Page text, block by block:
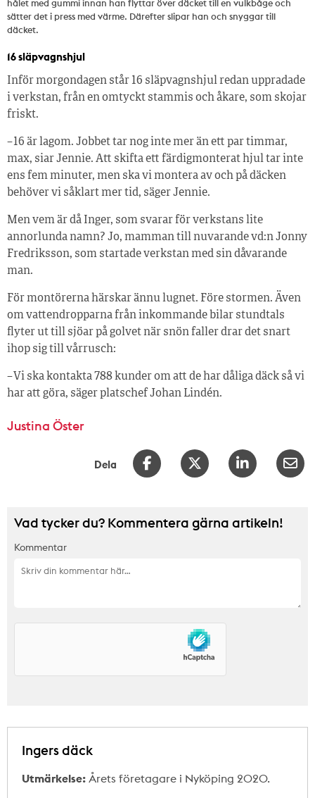
hålet med gummi innan han flyttar över däcket till en vulkbåge och
sätter det i press med värme. Därefter slipar han och snyggar till
däcket.
16 släpvagnshjul
Inför morgondagen står 16 släpvagnshjul redan uppradade
i verkstan, från en omtyckt stammis och åkare, som skojar
friskt.
– 16 är lagom. Jobbet tar nog inte mer än ett par timmar,
max, siar Jennie. Att skifta ett färdigmonterat hjul tar inte
ens fem minuter, men ska vi montera av och på däcken
behöver vi såklart mer tid, säger Jennie.
Men vem är då Inger, som svarar för verkstans lite
annorlunda namn? Jo, mamman till nuvarande vd:n Jonny
Fredriksson, som startade verkstan med sin dåvarande
man.
För montörerna härskar ännu lugnet. Före stormen. Även
om vattendropparna från inkommande bilar stundtals
flyter ut till sjöar på golvet när snön faller drar det snart
ihop sig till vårrusch:
– Vi ska kontakta 788 kunder om att de har dåliga däck så vi
har att göra, säger platschef Johan Lindén.
Justina Öster
Dela
Vad tycker du? Kommentera gärna artikeln!
Kommentar
Ingers däck
Utmärkelse: Årets företagare i Nyköping 2020.